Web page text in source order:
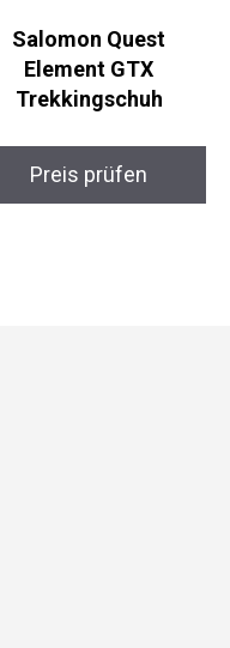
Salomon Quest
Trekkingschuh